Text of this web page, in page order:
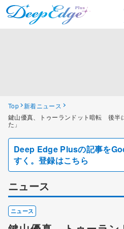
Top 新着ニュース
鍵山優真、トゥーランドット暗転 後半
た」
Deep Edge Plusの記事を
すく。登録はこちら
ニュース
ニュース